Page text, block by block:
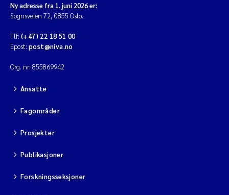
Ny adresse fra 1. juni 2026 er:
Sognsveien 72, 0855 Oslo.
Tlf: (+47) 22 18 51 00
Epost: post@niva.no
Org. nr: 855869942
Ansatte
Fagområder
Prosjekter
Publikasjoner
Forskningsseksjoner